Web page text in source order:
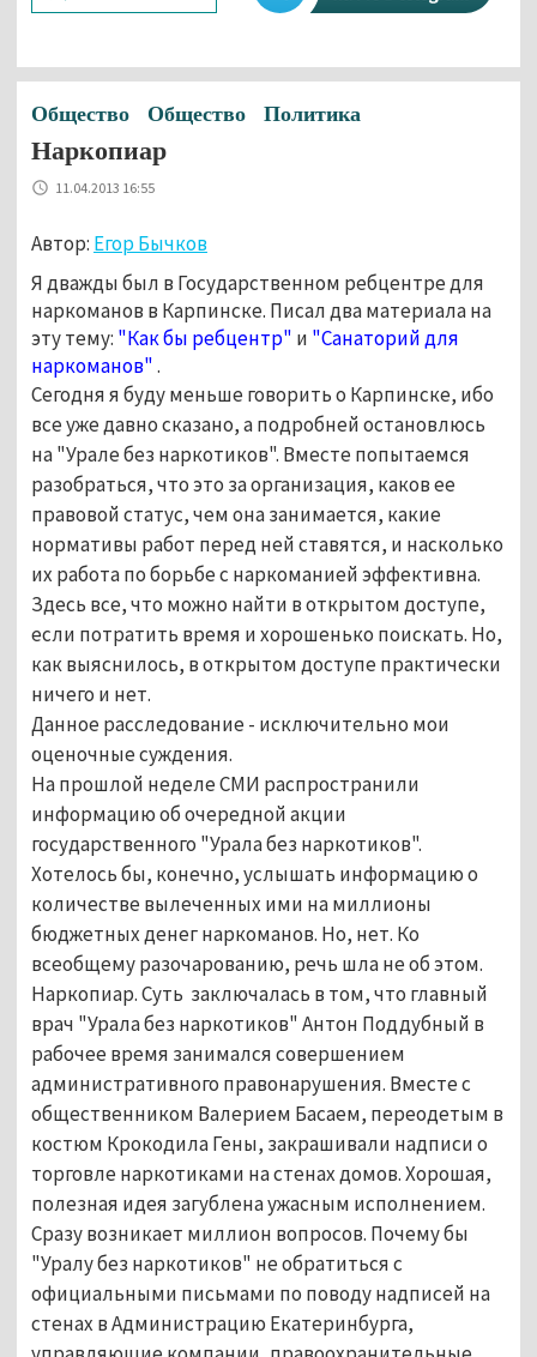
Общество Общество Политика
Наркопиар
11.04.2013 16:55
Автор: Егор Бычков
Я дважды был в Государственном ребцентре для
наркоманов в Карпинске. Писал два материала на
эту тему: "Как бы ребцентр" и "Санаторий для
наркоманов".
Сегодня я буду меньше говорить о Карпинске, ибо
все уже давно сказано, а подробней остановлюсь
на "Урале без наркотиков". Вместе попытаемся
разобраться, что это за организация, каков ее
правовой статус, чем она занимается, какие
нормативы работ перед ней ставятся, и насколько
их работа по борьбе с наркоманией эффективна.
Здесь все, что можно найти в открытом доступе,
если потратить время и хорошенько поискать. Но,
как выяснилось, в открытом доступе практически
ничего и нет.
Данное расследование - исключительно мои
оценочные суждения.
На прошлой неделе СМИ распространили
информацию об очередной акции
государственного "Урала без наркотиков".
Хотелось бы, конечно, услышать информацию о
количестве вылеченных ими на миллионы
бюджетных денег наркоманов. Но, нет. Ко
всеобщему разочарованию, речь шла не об этом.
Наркопиар. Суть заключалась в том, что главный
врач "Урала без наркотиков" Антон Поддубный в
рабочее время занимался совершением
административного правонарушения. Вместе с
общественником Валерием Басаем, переодетым в
костюм Крокодила Гены, закрашивали надписи о
торговле наркотиками на стенах домов. Хорошая,
полезная идея загублена ужасным исполнением.
Сразу возникает миллион вопросов. Почему бы
"Уралу без наркотиков" не обратиться с
официальными письмами по поводу надписей на
стенах в Администрацию Екатеринбурга,